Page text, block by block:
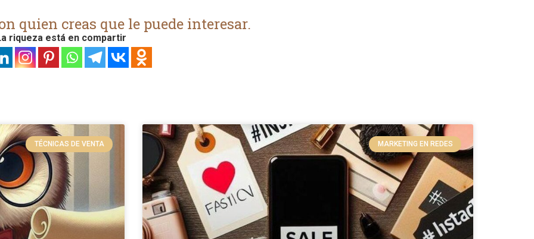
quien creas que le puede interesar.
riqueza está en compartir
TÉCNICAS DE VENTA MARKETING EN REDES